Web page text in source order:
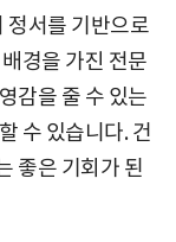
정서를 기반으로
경을 가진 전문
감을 줄 수 있는
수 있습니다. 건
좋은 기회가 된